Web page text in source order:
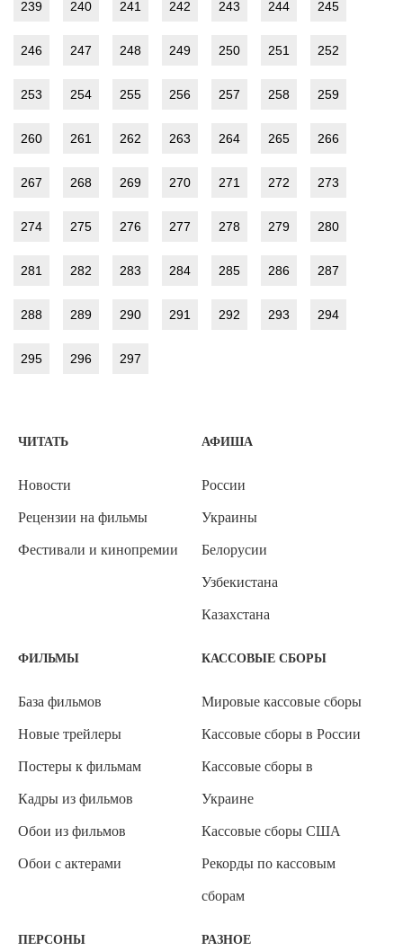
239 240 241 242 243 244 245
246 247 248 249 250 251 252
253 254 255 256 257 258 259
260 261 262 263 264 265 266
267 268 269 270 271 272 273
274 275 276 277 278 279 280
281 282 283 284 285 286 287
288 289 290 291 292 293 294
295 296 297
ЧИТАТЬ
Новости
Рецензии на фильмы
Фестивали и кинопремии
АФИША
России
Украины
Белорусии
Узбекистана
Казахстана
ФИЛЬМЫ
База фильмов
Новые трейлеры
Постеры к фильмам
Кадры из фильмов
Обои из фильмов
Обои с актерами
КАССОВЫЕ СБОРЫ
Мировые кассовые сборы
Кассовые сборы в России
Кассовые сборы в
Украине
Кассовые сборы США
Рекорды по кассовым
сборам
ПЕРСОНЫ РАЗНОЕ